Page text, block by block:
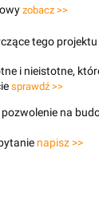
zobacz >>
tego projektu
i nieistotne,
sprawdź >>
na
napisz >>